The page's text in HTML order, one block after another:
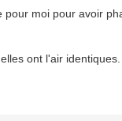
moi pour avoir
ont l'air identiques.